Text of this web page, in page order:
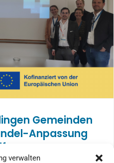
verwalten
Gemeinden
Anpassung